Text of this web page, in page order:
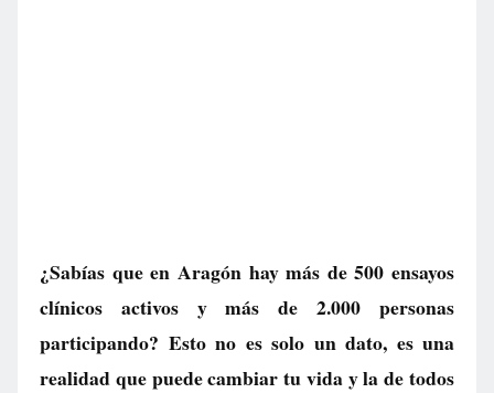
¿Sabías que en Aragón hay más de 500 ensayos
clínicos activos y más de 2.000 personas
participando? Esto no es solo un dato, es una
realidad que puede cambiar tu vida y la de todos